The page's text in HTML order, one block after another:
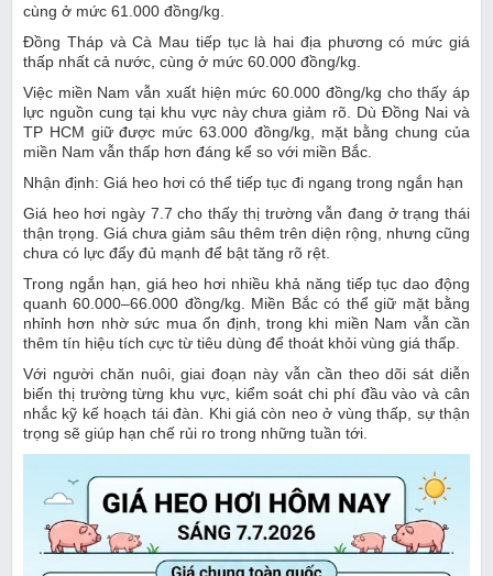
cùng ở mức 61.000 đồng/kg.
Đồng Tháp và Cà Mau tiếp tục là hai địa phương có mức giá
thấp nhất cả nước, cùng ở mức 60.000 đồng/kg.
Việc miền Nam vẫn xuất hiện mức 60.000 đồng/kg cho thấy áp
lực nguồn cung tại khu vực này chưa giảm rõ. Dù Đồng Nai và
TP HCM giữ được mức 63.000 đồng/kg, mặt bằng chung của
miền Nam vẫn thấp hơn đáng kể so với miền Bắc.
Nhận định: Giá heo hơi có thể tiếp tục đi ngang trong ngắn hạn
Giá heo hơi ngày 7.7 cho thấy thị trường vẫn đang ở trạng thái
thận trọng. Giá chưa giảm sâu thêm trên diện rộng, nhưng cũng
chưa có lực đẩy đủ mạnh để bật tăng rõ rệt.
Trong ngắn hạn, giá heo hơi nhiều khả năng tiếp tục dao động
quanh 60.000–66.000 đồng/kg. Miền Bắc có thể giữ mặt bằng
nhỉnh hơn nhờ sức mua ổn định, trong khi miền Nam vẫn cần
thêm tín hiệu tích cực từ tiêu dùng để thoát khỏi vùng giá thấp.
Với người chăn nuôi, giai đoạn này vẫn cần theo dõi sát diễn
biến thị trường từng khu vực, kiểm soát chi phí đầu vào và cân
nhắc kỹ kế hoạch tái đàn. Khi giá còn neo ở vùng thấp, sự thận
trọng sẽ giúp hạn chế rủi ro trong những tuần tới.